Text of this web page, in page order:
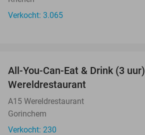
Verkocht: 3.065
All-You-Can-Eat & Drink (3
Wereldrestaurant
A15 Wereldrestaurant
Gorinchem
Verkocht: 230